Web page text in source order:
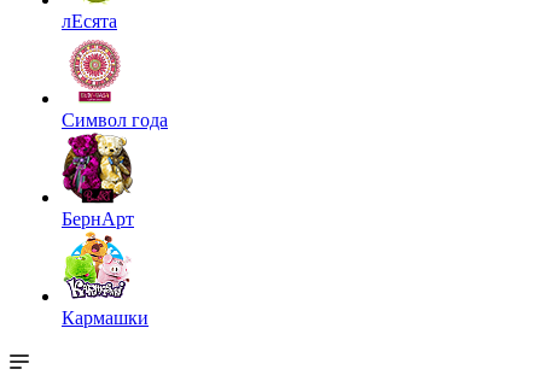
лЕсята
Символ года
БернАрт
Кармашки